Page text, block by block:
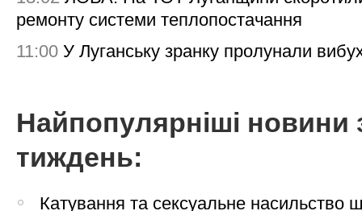
ремонту системи теплопостачання
11:00 У Луганську зранку пролунали
Найпопулярніші новини
тиждень:
Катування та сексуальне насильство